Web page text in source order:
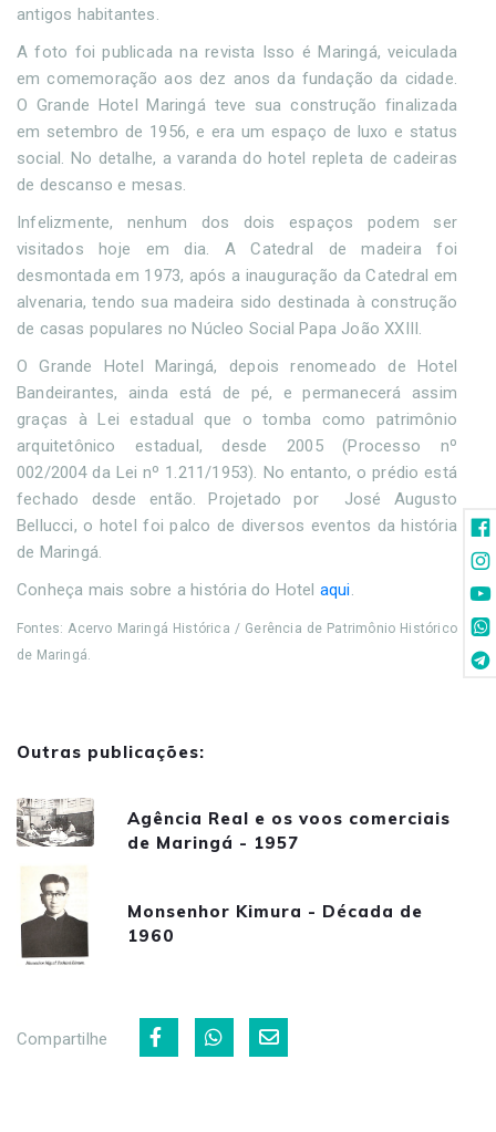
antigos habitantes.
A foto foi publicada na revista Isso é Maringá, veiculada
em comemoração aos dez anos da fundação da cidade.
O Grande Hotel Maringá teve sua construção finalizada
em setembro de 1956, e era um espaço de luxo e status
social. No detalhe, a varanda do hotel repleta de cadeiras
de descanso e mesas.
Infelizmente, nenhum dos dois espaços podem ser
visitados hoje em dia. A Catedral de madeira foi
desmontada em 1973, após a inauguração da Catedral em
alvenaria, tendo sua madeira sido destinada à construção
de casas populares no Núcleo Social Papa João XXIII.
O Grande Hotel Maringá, depois renomeado de Hotel
Bandeirantes, ainda está de pé, e permanecerá assim
graças à Lei estadual que o tomba como patrimônio
arquitetônico estadual, desde 2005 (Processo nº
002/2004 da Lei nº 1.211/1953). No entanto, o prédio está
fechado desde então. Projetado por José Augusto
Bellucci, o hotel foi palco de diversos eventos da história
de Maringá.
Conheça mais sobre a história do Hotel aqui.
Fontes: Acervo Maringá Histórica / Gerência de Patrimônio Histórico
de Maringá.
Outras publicações:
Agência Real e os voos comerciais
de Maringá - 1957
Monsenhor Kimura - Década de
1960
Compartilhe